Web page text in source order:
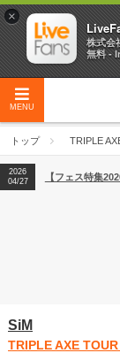
MENU
トップ TRIPLE
2026
04/27
2026
【ライブ動員ラ
2026
04/27
【フェス特集
SiM
TRIPLE AXE
×
株式会
無料 -